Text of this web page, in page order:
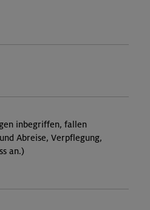
inbegriffen, fallen
Abreise, Verpflegung,
an.)